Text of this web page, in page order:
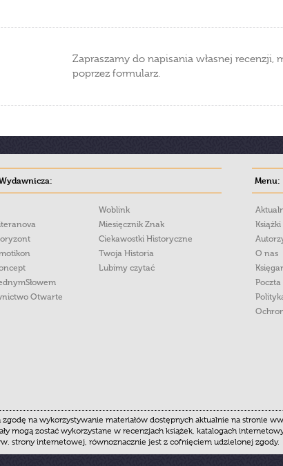
Zapraszamy do napisania własnej recenzji,
poprzez formularz.
Otwarte
Woblink
Miesięcznik Znak
Ciekawostki Historyczne
Twoja Historia
Lubimy czytać
Menu:
Książki
O nas
zgodę na wykorzystywanie materiałów dostępnych aktualnie na stronie
mogą zostać wykorzystane w recenzjach książek, katalogach
strony internetowej, równoznacznie jest z cofnięciem udzielonej zgody.